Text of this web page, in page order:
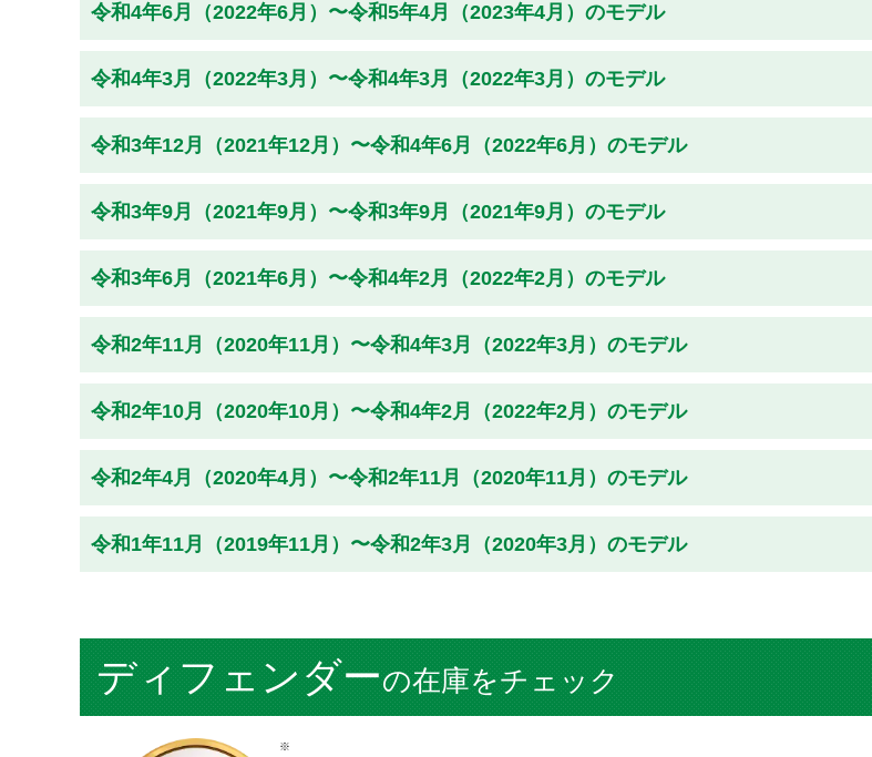
令和4年6月（2022年6月）〜令和5年4月（2023年4月）のモデル
令和4年3月（2022年3月）〜令和4年3月（2022年3月）のモデル
令和3年12月（2021年12月）〜令和4年6月（2022年6月）のモデル
令和3年9月（2021年9月）〜令和3年9月（2021年9月）のモデル
令和3年6月（2021年6月）〜令和4年2月（2022年2月）のモデル
令和2年11月（2020年11月）〜令和4年3月（2022年3月）のモデル
令和2年10月（2020年10月）〜令和4年2月（2022年2月）のモデル
令和2年4月（2020年4月）〜令和2年11月（2020年11月）のモデル
令和1年11月（2019年11月）〜令和2年3月（2020年3月）のモデル
ディフェンダーの在庫をチェック
※